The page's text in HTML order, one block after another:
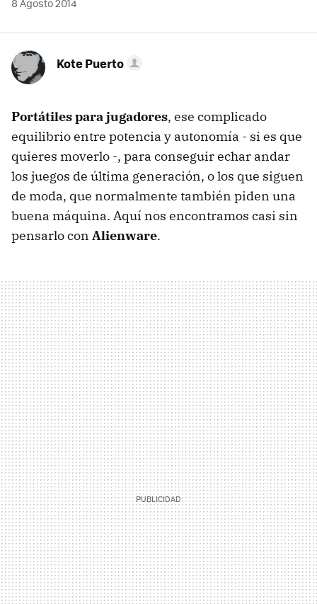
Kote Puerto
Portátiles para jugadores, ese complicado
equilibrio entre potencia y autonomía - si es que
quieres moverlo -, para conseguir echar andar
los juegos de última generación, o los que siguen
de moda, que normalmente también piden una
buena máquina. Aquí nos encontramos casi sin
pensarlo con Alienware.